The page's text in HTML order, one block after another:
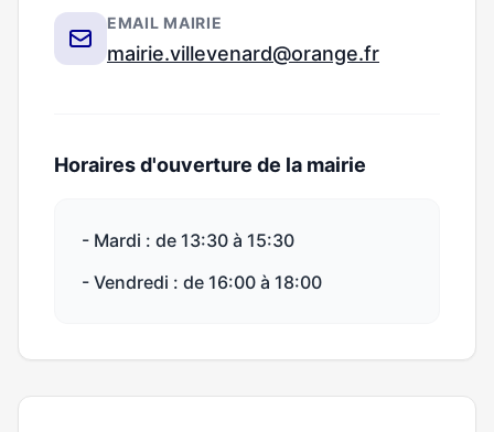
EMAIL MAIRIE
mairie.villevenard@orange.fr
Horaires d'ouverture de la mairie
- Mardi : de 13:30 à 15:30
- Vendredi : de 16:00 à 18:00